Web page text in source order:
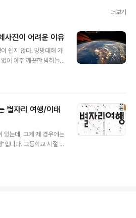
더보기
사진이 어려운 이유
쉽지 않다. 망망대해 가
어 아주 깨끗한 밤하늘
을 초월한다. 오징어잡이
이 온다고 한다. 아래 국
을 보자. 동해 바다의 밝
밝다. 독도, 제주도, 백령
가 찬란히 빛나는 별이
않았다. 그나마 동해 보
글보기 : http://www.a
별자리 여행/이태
있는데, 그게 제 경우에는
입니다. 고등학교 시절 이
만 결국 지금은 천체사진
해주셨지요. 아무튼 이
인데, 이 책이 뜨는 바람